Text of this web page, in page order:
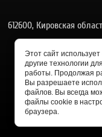
612600, Кировская
Этот сайт
другие технологии
работы. Продолжая
Вы разрешаете
файлов. Вы всегда
файлы cookie в
браузера.